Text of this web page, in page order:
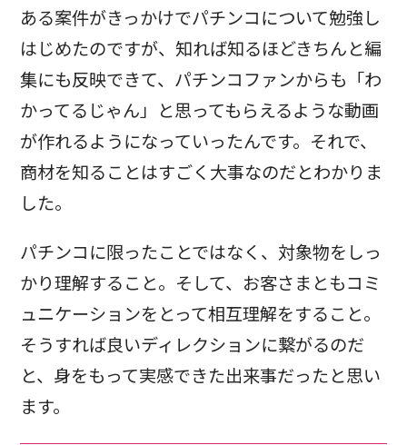
ある案件がきっかけでパチンコについて勉強し
はじめたのですが、知れば知るほどきちんと編
集にも反映できて、パチンコファンからも「わ
かってるじゃん」と思ってもらえるような動画
が作れるようになっていったんです。それで、
商材を知ることはすごく大事なのだとわかりま
した。
パチンコに限ったことではなく、対象物をしっ
かり理解すること。そして、お客さまともコミ
ュニケーションをとって相互理解をすること。
そうすれば良いディレクションに繋がるのだ
と、身をもって実感できた出来事だったと思い
ます。